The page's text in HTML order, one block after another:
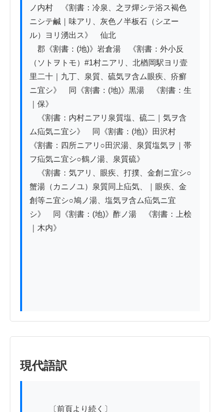
ノ内村　《割書：冷泉、之ヲ燀シテ浴ス褐色
ニシテ鹹｜味アリ、灰色ノ半板石（シヱー
ル）ヨリ湧出ス》　仙北
郡《割書：(地)》岩倉湯　《割書：外小反
（ソトヲトモ）#1村ニアリ、北楢岡駅ヨリ壹
里二十｜九丁、泉質、硫気ヲ含ム眼疾、疥癬
ニ宜シ》　同《割書：(地)》黒湯　《割書：生
｜保》
《割書：内村ニアリ泉質塩、硫二｜気ヲ含
ム疝気ニ宜シ》　同《割書：(地)》田沢村
《割書：四所ニアリ○田沢湯、泉質塩気ヲ｜帯
フ疝気ニ宜シ○鶴ノ湯、泉質硫》
《割書：気アリ、眼疾、打撲、金創ニ宜シ○
蟹湯（カニノユ）泉質同上疝気、｜眼疾、金
創等ニ宜シ○鳩ノ湯、塩気ヲ含ム疝気ニ宜
シ》　同《割書：(地)》酢ノ湯　《割書：上桧
｜木内》
現代語訳